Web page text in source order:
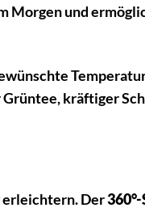
Morgen und
kräftiger
erleichtern. Der360°-